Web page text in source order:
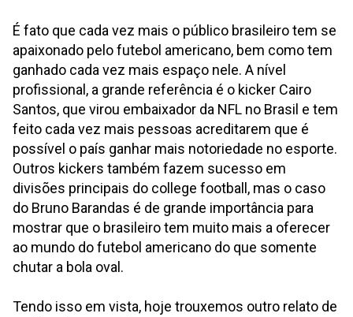
É fato que cada vez mais o público brasileiro tem se
apaixonado pelo futebol americano, bem como tem
ganhado cada vez mais espaço nele. A nível
profissional, a grande referência é o kicker Cairo
Santos, que virou embaixador da NFL no Brasil e tem
feito cada vez mais pessoas acreditarem que é
possível o país ganhar mais notoriedade no esporte.
Outros kickers também fazem sucesso em
divisões principais do college football, mas o caso
do Bruno Barandas é de grande importância para
mostrar que o brasileiro tem muito mais a oferecer
ao mundo do futebol americano do que somente
chutar a bola oval.
Tendo isso em vista, hoje trouxemos outro relato de